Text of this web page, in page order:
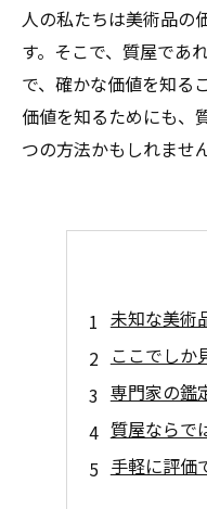
人の私たちは美術品の
す。そこで、質屋であ
で、確かな価値を知る
価値を知るためにも、
つの方法かもしれませ
未知な美術
ここでしか
専門家の鑑
質屋ならで
手軽に評価